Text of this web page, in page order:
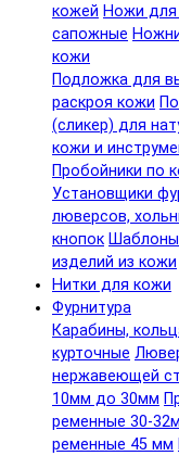
кожей Ножи
сапожные
кожи
Подложка для
раскроя кожи
(сликер) для
кожи и
Пробойники по
Установщики
люверсов,
кнопок
изделий из кожи
Нитки для кожи
Фурнитура
Карабины,
курточные
нержавеющей
10мм до 30мм
ременные 30-
ременные 45 мм